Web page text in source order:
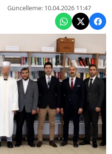
Güncelleme: 10.04.2026 11:47